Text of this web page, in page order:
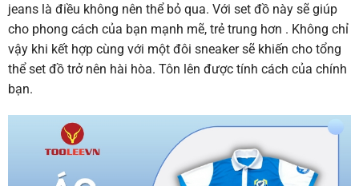
jeans là điều không nên thể bỏ qua. Với set đồ này sẽ giúp
cho phong cách của bạn mạnh mẽ, trẻ trung hơn . Không chỉ
vậy khi kết hợp cùng với một đôi sneaker sẽ khiến cho tổng
thể set đồ trở nên hài hòa. Tôn lên được tính cách của chính
bạn.